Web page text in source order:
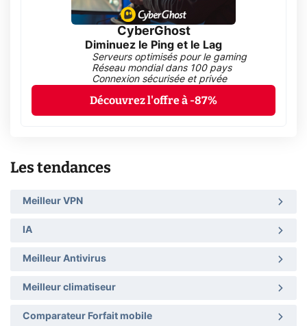
CyberGhost
Diminuez le Ping et le Lag
Serveurs optimisés pour le gaming
Réseau mondial dans 100 pays
Connexion sécurisée et privée
Découvrez l'offre à -87%
Les tendances
Meilleur VPN
IA
Meilleur Antivirus
Meilleur climatiseur
Comparateur Forfait mobile